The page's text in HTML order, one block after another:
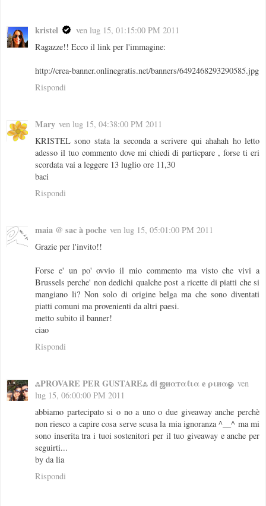
kristel
ven lug 15, 01:15:00 PM 2011
Ragazze!! Ecco il link per l'immagine:
http://crea-banner.onlinegratis.net/banners/6492468293290585.jpg
Rispondi
Mary ven lug 15, 04:38:00 PM 2011
KRISTEL sono stata la seconda a scrivere qui ahahah ho letto
adesso il tuo commento dove mi chiedi di particpare , forse ti eri
scordata vai a leggere 13 luglio ore 11,30
baci
Rispondi
maia @ sac à poche ven lug 15, 05:01:00 PM 2011
Grazie per l'invito!!
Forse e' un po' ovvio il mio commento ma visto che vivi a
Brussels perche' non dedichi qualche post a ricette di piatti che si
mangiano li? Non solo di origine belga ma che sono diventati
piatti comuni ma provenienti da altri paesi.
metto subito il banner!
ciao
Rispondi
ஃPROVARE PER GUSTAREஃ di ஜиαтαℓια e ριиαஓ ven
lug 15, 06:00:00 PM 2011
abbiamo partecipato si o no a uno o due giveaway anche perchè
non riesco a capire cosa serve scusa la mia ignoranza ^__^ ma mi
sono inserita tra i tuoi sostenitori per il tuo giveaway e anche per
seguirti...
by da lia
Rispondi